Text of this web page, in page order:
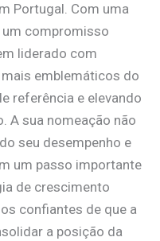
Portugal. Com uma
compromisso
liderado com
emblemáticos do
referência e elevando
A sua nomeação não
seu desempenho e
um passo importante
de crescimento
confiantes de que a
a posição da